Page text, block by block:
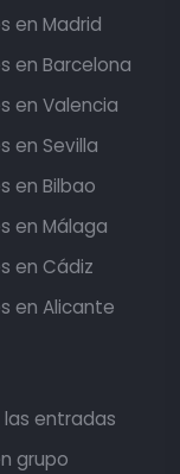
en Madrid
en Barcelona
en Valencia
en Sevilla
en Bilbao
en Málaga
en Cádiz
en Alicante
las entradas
grupo